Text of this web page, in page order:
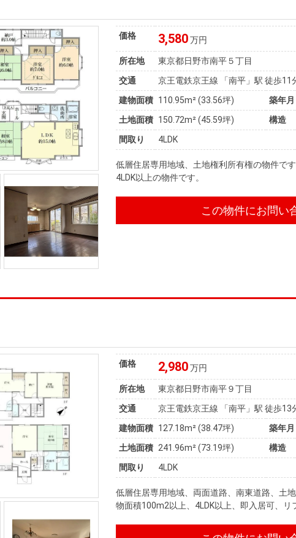
価格 3,580万円
所在地
東京都日野市南平５丁目
交通
京王電鉄京王線 「南平」駅 徒歩11
建物面積 110.95m² (33.56坪) 築年月
土地面積 150.72m² (45.59坪) 構造
間取り
4LDK
低層住居専用地域、土地権利所有権の物件で
4LDK以上の物件です。
この物件にお問い
価格 2,980万円
所在地
東京都日野市南平９丁目
交通
京王電鉄京王線 「南平」駅 徒歩13
建物面積 127.18m² (38.47坪) 築年月
土地面積 241.96m² (73.19坪) 構造
間取り
4LDK
低層住居専用地域、両面道路、南東道路、土
物面積100m2以上、4LDK以上、即入居可、リ